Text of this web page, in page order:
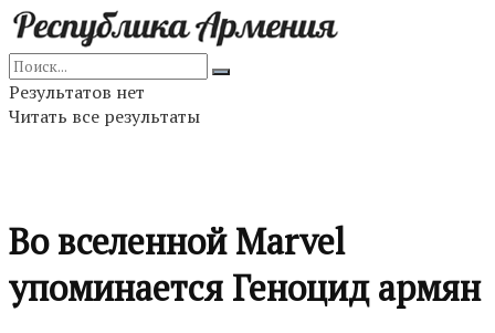
Результатов нет
Читать все результаты
Во вселенной Marvel
упоминается Геноцид армян